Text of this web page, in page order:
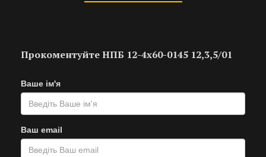
Прокоментуйте НПБ 12-4х60-0145 12,3,5/01
Ваше ім'я
Ваш email